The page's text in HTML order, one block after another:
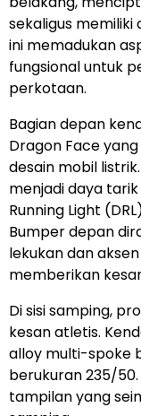
sekaligus
ini memadukan
fungsional untuk
perkotaan.
Bagian depan
Dragon Face
desain mobil
menjadi daya
Running Light
Bumper depan
lekukan dan
memberikan
Di sisi samping,
kesan atletis.
alloy multi-spoke
berukuran 235/
tampilan yang